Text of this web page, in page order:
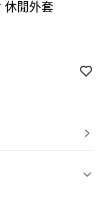
休閒外套